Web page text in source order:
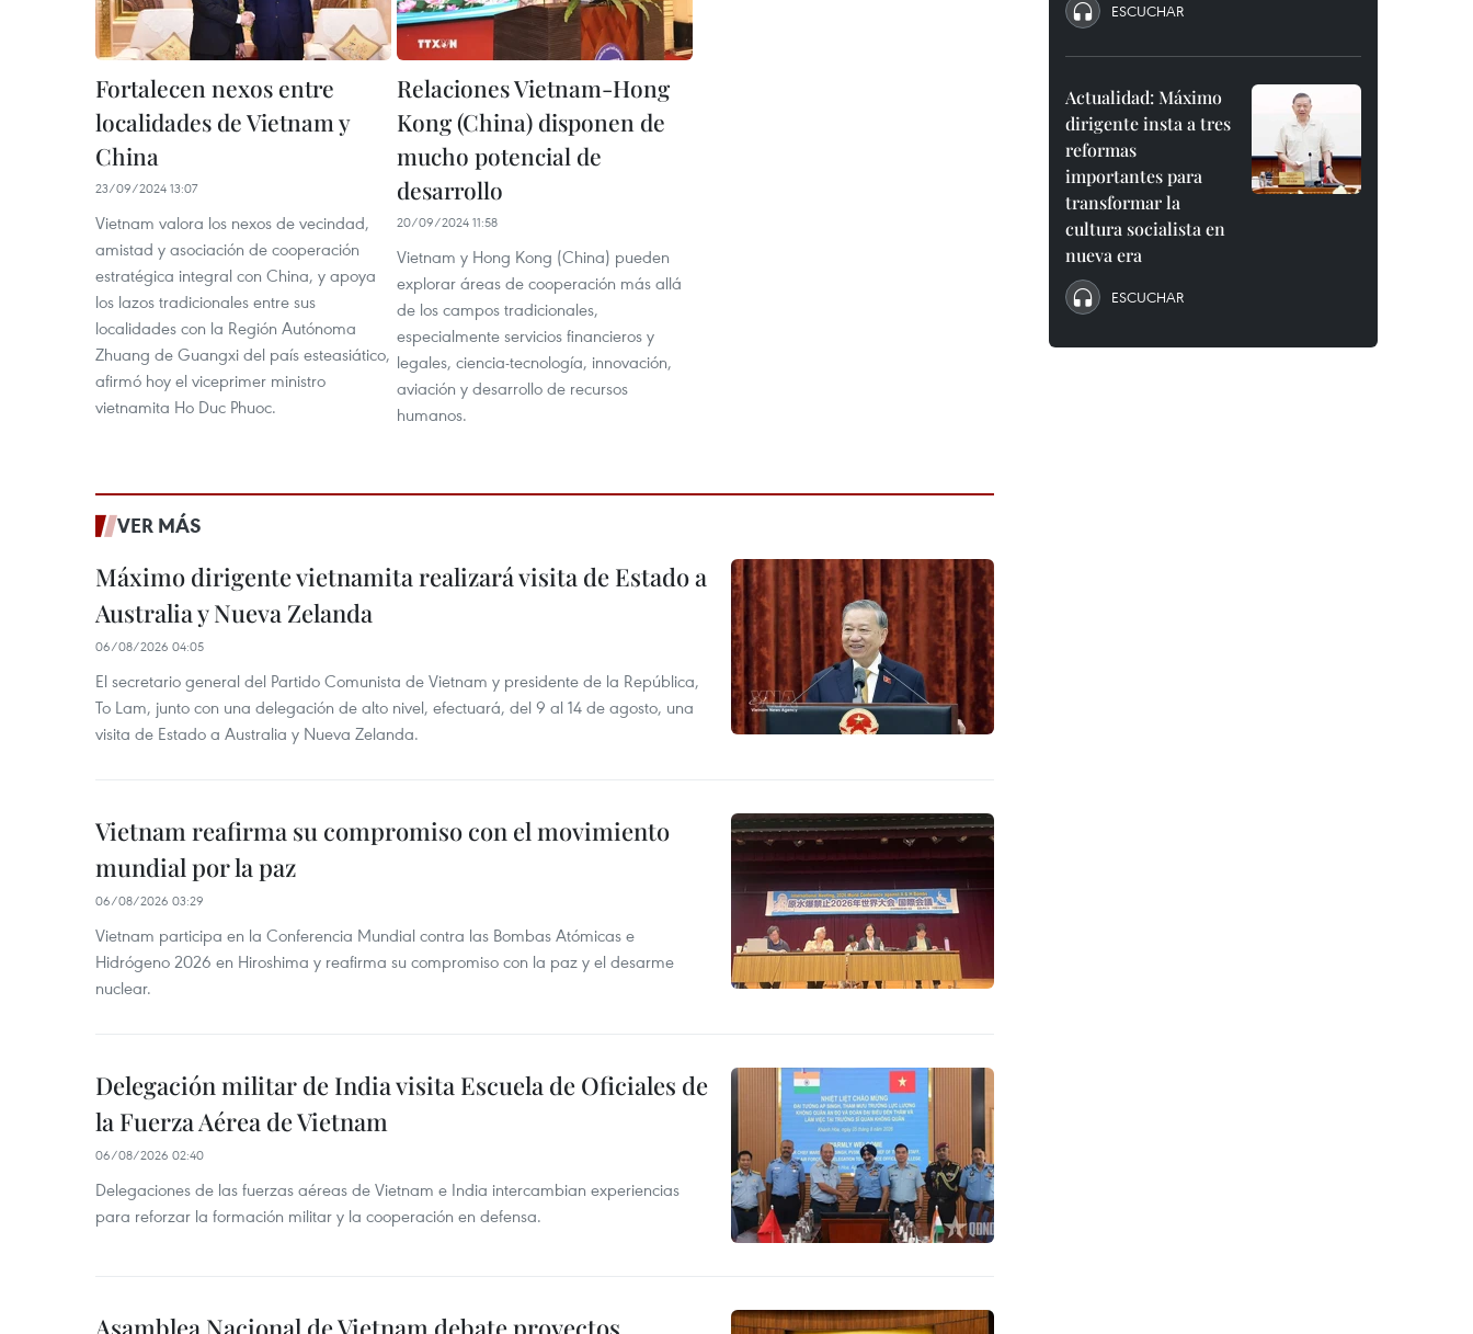
Fortalecen nexos entre
localidades de Vietnam y
China
23/09/2024 13:07
Vietnam valora los nexos de vecindad,
amistad y asociación de cooperación
estratégica integral con China, y apoya
los lazos tradicionales entre sus
localidades con la Región Autónoma
Zhuang de Guangxi del país esteasiático,
afirmó hoy el viceprimer ministro
vietnamita Ho Duc Phuoc.
Relaciones Vietnam-Hong
Kong (China) disponen de
mucho potencial de
desarrollo
20/09/2024 11:58
Vietnam y Hong Kong (China) pueden
explorar áreas de cooperación más allá
de los campos tradicionales,
especialmente servicios financieros y
legales, ciencia-tecnología, innovación,
aviación y desarrollo de recursos
humanos.
VER MÁS
Máximo dirigente vietnamita realizará visita de Estado a
Australia y Nueva Zelanda
06/08/2026 04:05
El secretario general del Partido Comunista de Vietnam y presidente de la República,
To Lam, junto con una delegación de alto nivel, efectuará, del 9 al 14 de agosto, una
visita de Estado a Australia y Nueva Zelanda.
Vietnam reafirma su compromiso con el movimiento
mundial por la paz
06/08/2026 03:29
Vietnam participa en la Conferencia Mundial contra las Bombas Atómicas e
Hidrógeno 2026 en Hiroshima y reafirma su compromiso con la paz y el desarme
nuclear.
Delegación militar de India visita Escuela de Oficiales de
la Fuerza Aérea de Vietnam
06/08/2026 02:40
Delegaciones de las fuerzas aéreas de Vietnam e India intercambian experiencias
para reforzar la formación militar y la cooperación en defensa.
Asamblea Nacional de Vietnam debate proyectos
ESCUCHAR
Actualidad: Máximo
dirigente insta a tres
reformas
importantes para
transformar la
cultura socialista en
nueva era
ESCUCHAR